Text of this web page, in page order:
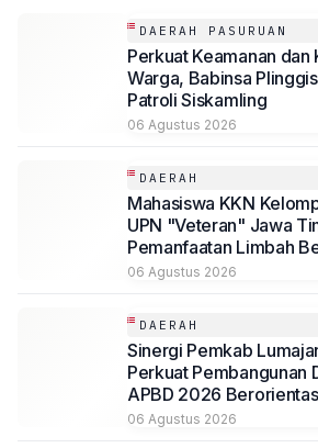
DAERAH PASURUAN
Perkuat Keamanan dan
Warga, Babinsa
Patroli Siskamling
06 Agustus 2026
DAERAH
Mahasiswa KKN
UPN "Veteran" Jawa
Pemanfaatan Limbah
Desa Mojoduwur
06 Agustus 2026
DAERAH
Sinergi Pemkab
Perkuat Pembangunan
APBD 2026
Kesejahteraan
06 Agustus 2026